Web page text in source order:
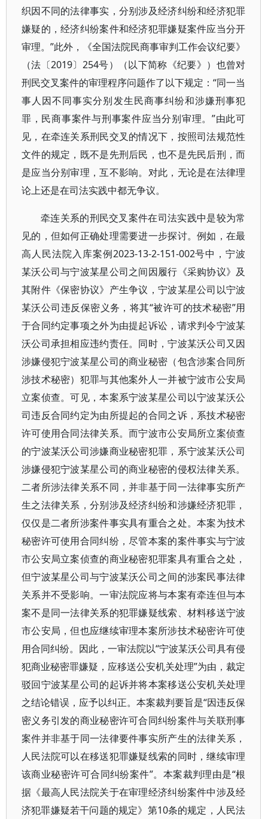
织因不同的法律事实，分别涉及经济纠纷和经济犯罪
嫌疑的，经济纠纷案件和经济犯罪嫌疑案件应当分开
审理。”此外，《全国法院民商事审判工作会议纪要》
（法〔2019〕254号）（以下简称《纪要》）也曾对
刑民交叉案件的审理程序问题作了以下规定：“同一当
事人因不同事实分别发生民商事纠纷和涉嫌刑事犯
罪，民商事案件与刑事案件应当分别审理。”由此可
见，在牵连关系刑民交叉的情况下，按照司法规范性
文件的规定，既不是先刑后民，也不是先民后刑，而
是应当分别审理，互不影响。对此，无论是在法律理
论上还是在司法实践中都无争议。
牵连关系的刑民交叉案件在司法实践中是较为常
见的，但如何正确处理需要进一步探讨。例如，在最
高人民法院入库案例2023-13-2-151-002号中，宁波
某沃公司与宁波某星公司之间因履行《采购协议》及
其附件《保密协议》产生争议，宁波某星公司以宁波
某沃公司违反保密义务，将其“被许可的技术秘密”用
于合同约定事项之外为由提起诉讼，请求判令宁波某
沃公司承担相应违约责任。同时，宁波某沃公司又因
涉嫌侵犯宁波某星公司的商业秘密（包含涉案合同所
涉技术秘密）犯罪与其他案外人一并被宁波市公安局
立案侦查。可见，本案系宁波某星公司以宁波某沃公
司违反合同约定为由所提起的合同之诉，系技术秘密
许可使用合同法律关系。而宁波市公安局所立案侦查
的宁波某沃公司涉嫌商业秘密犯罪，系宁波某沃公司
涉嫌侵犯宁波某星公司的商业秘密的侵权法律关系。
二者所涉法律关系不同，并非基于同一法律事实所产
生之法律关系，分别涉及经济纠纷和涉嫌经济犯罪，
仅仅是二者所涉案件事实具有重合之处。本案为技术
秘密许可使用合同纠纷，尽管本案的案件事实与宁波
市公安局立案侦查的商业秘密犯罪案具有重合之处，
但宁波某星公司与宁波某沃公司之间的涉案民事法律
关系并不受影响。一审法院应将与本案有牵连但与本
案不是同一法律关系的犯罪嫌疑线索、材料移送宁波
市公安局，但也应继续审理本案所涉技术秘密许可使
用合同纠纷。因此，一审法院以“宁波某沃公司具有侵
犯商业秘密罪嫌疑，应移送公安机关处理”为由，裁定
驳回宁波某星公司的起诉并将本案移送公安机关处理
之结论错误，应予以纠正。本案裁判要旨是“因违反保
密义务引发的商业秘密许可合同纠纷案件与关联刑事
案件并非基于同一法律要件事实所产生的法律关系，
人民法院可以在移送犯罪嫌疑线索的同时，继续审理
该商业秘密许可合同纠纷案件”。本案裁判理由是“根
据《最高人民法院关于在审理经济纠纷案件中涉及经
济犯罪嫌疑若干问题的规定》第10条的规定，人民法